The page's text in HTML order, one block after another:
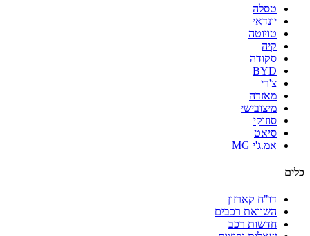
טסלה
יונדאי
טויוטה
קיה
סקודה
BYD
צ'רי
מאזדה
מיצובישי
סוזוקי
סיאט
אמ.ג'י MG
כלים
דו"ח קארזון
השוואת רכבים
חדשות רכב